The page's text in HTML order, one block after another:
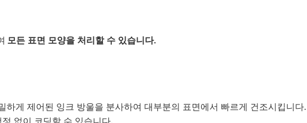
모든 표면 모양을 처리할 수 있습니다.
게 제어된 잉크 방울을 분사하여 대부분의 표면에서 빠르게 건조시킵니다.